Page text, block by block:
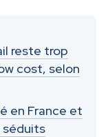
reste trop
cost, selon
en France et
séduits